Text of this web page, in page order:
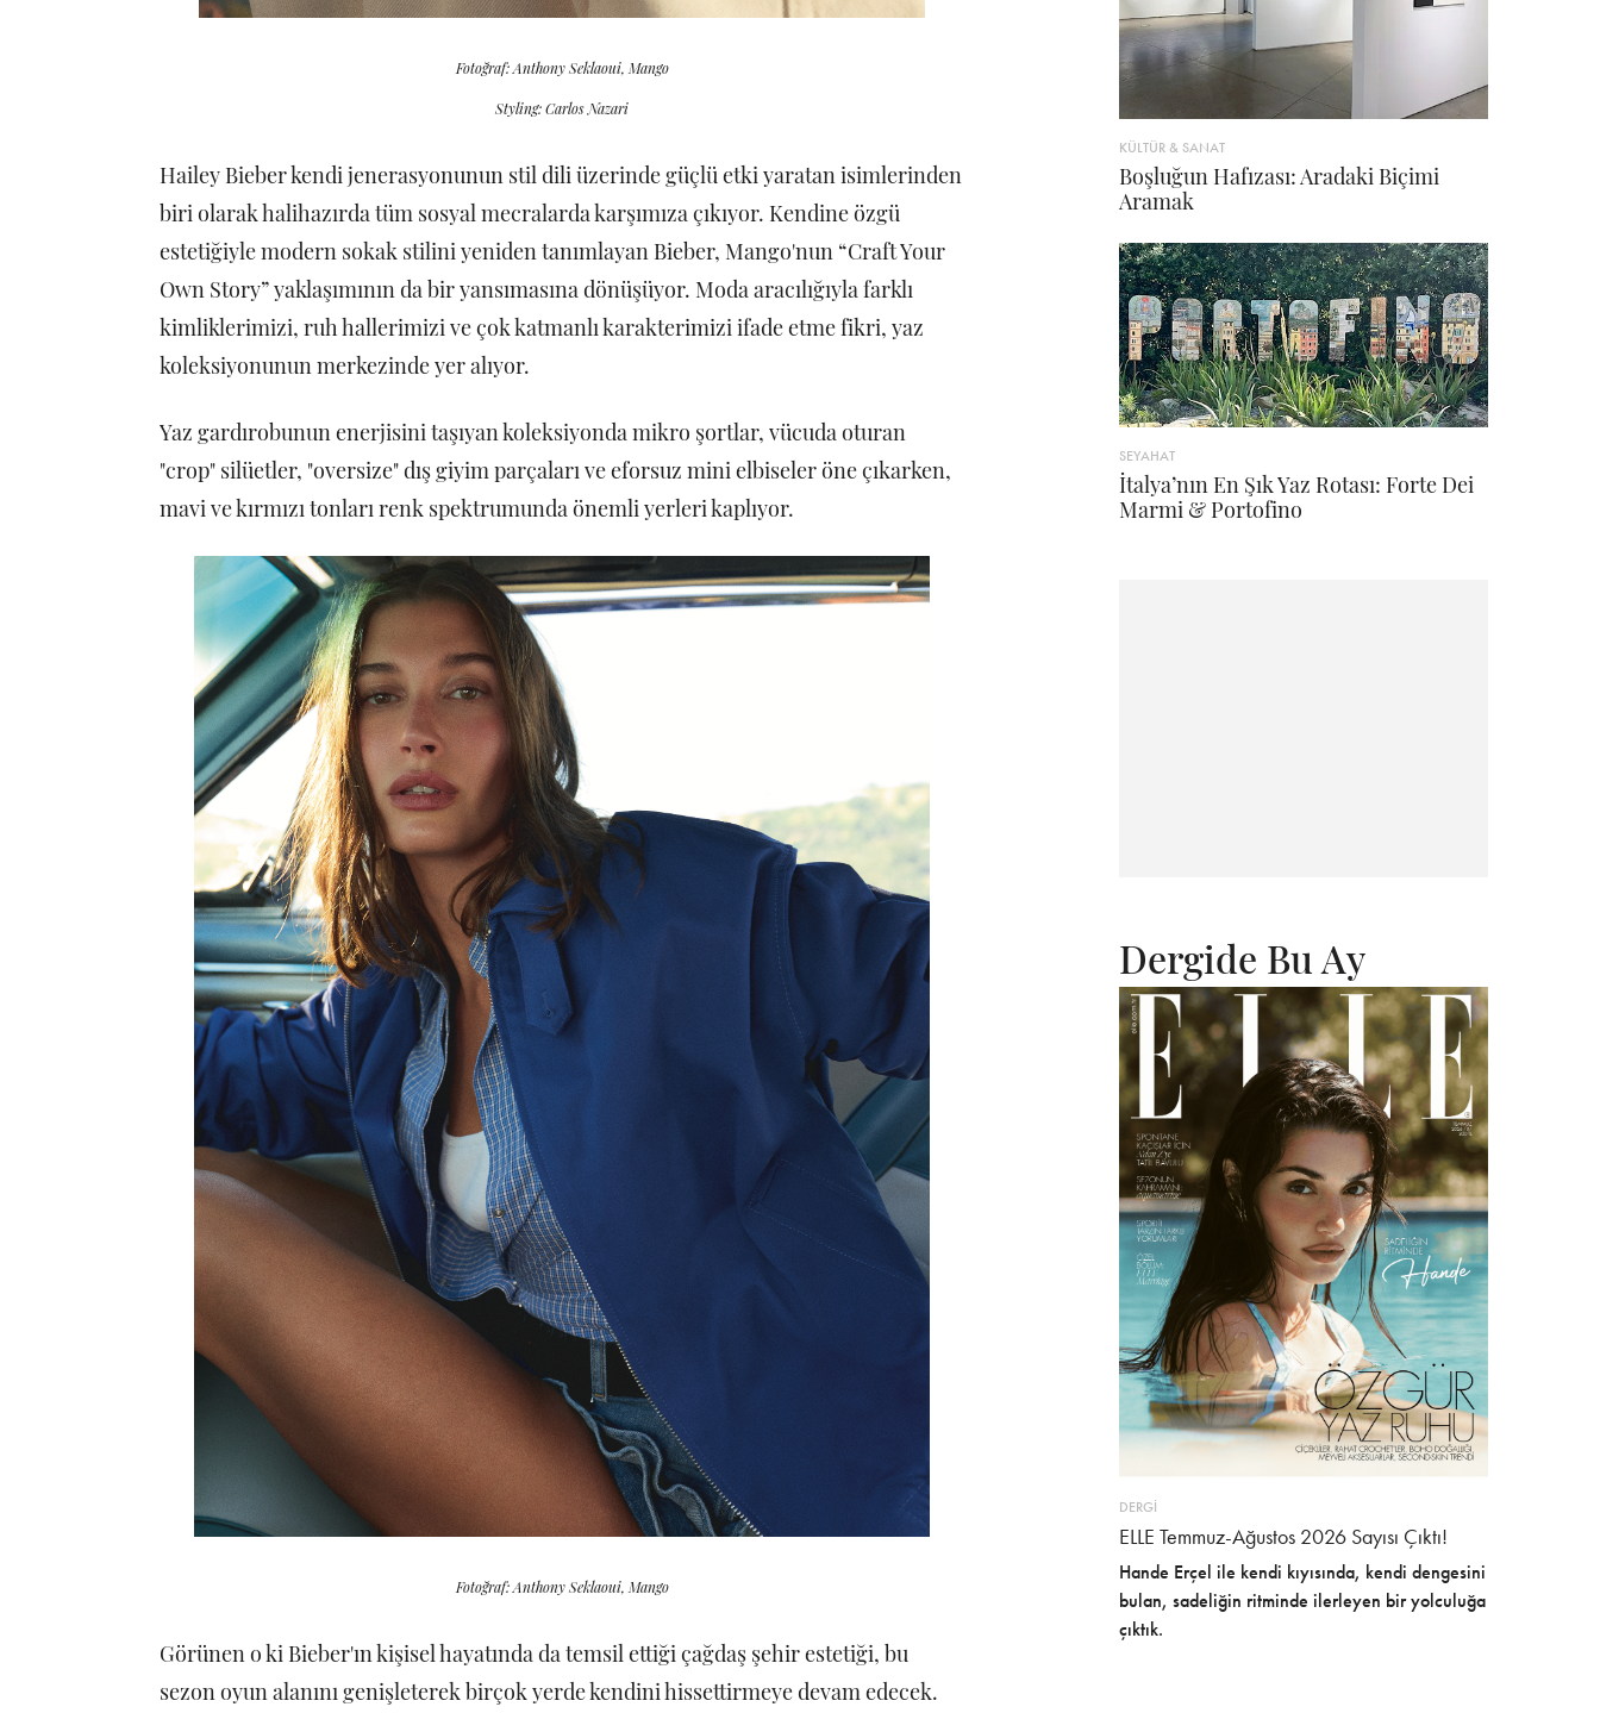
Fotoğraf: Anthony Seklaoui, Mango
Styling: Carlos Nazari
Hailey Bieber kendi jenerasyonunun stil dili üzerinde güçlü etki yaratan isimlerinden
biri olarak halihazırda tüm sosyal mecralarda karşımıza çıkıyor. Kendine özgü
estetiğiyle modern sokak stilini yeniden tanımlayan Bieber, Mango'nun “Craft Your
Own Story” yaklaşımının da bir yansımasına dönüşüyor. Moda aracılığıyla farklı
kimliklerimizi, ruh hallerimizi ve çok katmanlı karakterimizi ifade etme fikri, yaz
koleksiyonunun merkezinde yer alıyor.
Yaz gardırobunun enerjisini taşıyan koleksiyonda mikro şortlar, vücuda oturan
"crop" silüetler, "oversize" dış giyim parçaları ve eforsuz mini elbiseler öne çıkarken,
mavi ve kırmızı tonları renk spektrumunda önemli yerleri kaplıyor.
Fotoğraf: Anthony Seklaoui, Mango
Görünen o ki Bieber'ın kişisel hayatında da temsil ettiği çağdaş şehir estetiği, bu
sezon oyun alanını genişleterek birçok yerde kendini hissettirmeye devam edecek.
KÜLTÜR & SANAT
Boşluğun Hafızası: Aradaki Biçimi
Aramak
SEYAHAT
İtalya’nın En Şık Yaz Rotası: Forte Dei
Marmi & Portofino
Dergide Bu Ay
DERGİ
ELLE Temmuz-Ağustos 2026 Sayısı Çıktı!
Hande Erçel ile kendi kıyısında, kendi dengesini
bulan, sadeliğin ritminde ilerleyen bir yolculuğa
çıktık.